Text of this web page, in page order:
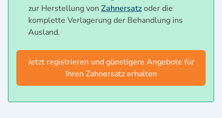
zur Herstellung von Zahnersatzoder die
komplette Verlagerung der Behandlung ins
Ausland.
Jetzt registrieren und günstigere Angebote für
Ihren Zahnersatz erhalten